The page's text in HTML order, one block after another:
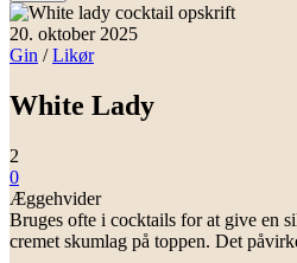
20. oktober 2025
Gin /Likør
White Lady
2
0
Æggehvider
Bruges ofte i cocktails for at give en
cremet skumlag på toppen. Det